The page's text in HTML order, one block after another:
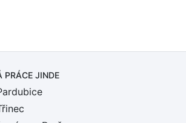
PRÁCE JINDE